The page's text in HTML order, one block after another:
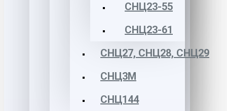
СНЦ23-55
СНЦ23-61
СНЦ27, СНЦ28, СНЦ29
СНЦ3М
СНЦ144